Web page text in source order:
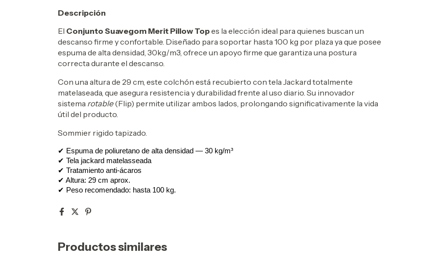
Descripción
El Conjunto Suavegom Merit Pillow Topes la elección ideal para quienes buscan un
descanso firme y confortable. Diseñado para soportar hasta 100 kg por plaza ya que posee
espuma de alta densidad, 30kg/m3, ofrece un apoyo firme que garantiza una postura
correcta durante el descanso.
Con una altura de 29 cm, este colchón está recubierto con tela Jackard totalmente
matelaseada, que asegura resistencia y durabilidad frente al uso diario. Su innovador
sistema rotable(Flip) permite utilizar ambos lados, prolongando significativamente la vida
útil del producto.
Sommier rigido tapizado.
✔ Espuma de poliuretano de alta densidad — 30 kg/m³
✔ Tela jackard matelasseada
✔ Tratamiento anti-ácaros
✔ Altura: 29 cm aprox.
✔ Peso recomendado: hasta 100 kg.
Productos similares